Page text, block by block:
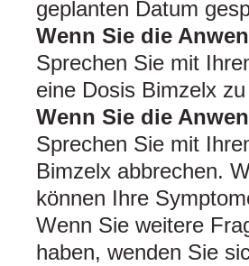
geplanten Datum
Wenn Sie die
Sprechen Sie mit
eine Dosis Bimzelx
Wenn Sie die
Sprechen Sie mit
Bimzelx abbrechen.
können Ihre
Wenn Sie weitere
haben, wenden Sie